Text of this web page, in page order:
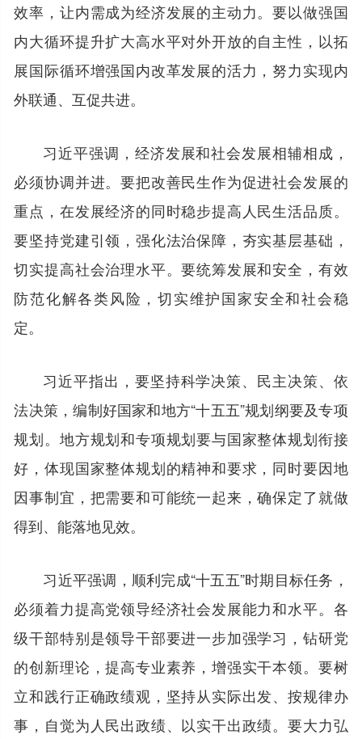
效率，让内需成为经济发展的主动力。要以做强国
内大循环提升扩大高水平对外开放的自主性，以拓
展国际循环增强国内改革发展的活力，努力实现内
外联通、互促共进。
习近平强调，经济发展和社会发展相辅相成，
必须协调并进。要把改善民生作为促进社会发展的
重点，在发展经济的同时稳步提高人民生活品质。
要坚持党建引领，强化法治保障，夯实基层基础，
切实提高社会治理水平。要统筹发展和安全，有效
防范化解各类风险，切实维护国家安全和社会稳
定。
习近平指出，要坚持科学决策、民主决策、依
法决策，编制好国家和地方“十五五”规划纲要及专项
规划。地方规划和专项规划要与国家整体规划衔接
好，体现国家整体规划的精神和要求，同时要因地
因事制宜，把需要和可能统一起来，确保定了就做
得到、能落地见效。
习近平强调，顺利完成“十五五”时期目标任务，
必须着力提高党领导经济社会发展能力和水平。各
级干部特别是领导干部要进一步加强学习，钻研党
的创新理论，提高专业素养，增强实干本领。要树
立和践行正确政绩观，坚持从实际出发、按规律办
事，自觉为人民出政绩、以实干出政绩。要大力弘